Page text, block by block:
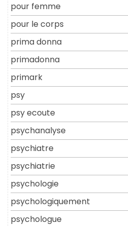
pour femme
pour le corps
prima donna
primadonna
primark
psy
psy ecoute
psychanalyse
psychiatre
psychiatrie
psychologie
psychologiquement
psychologue